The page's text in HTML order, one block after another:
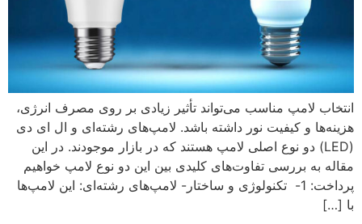
انتخاب لامپ مناسب می‌تواند تأثیر زیادی بر روی مصرف انرژی،
هزینه‌ها و کیفیت نور داشته باشد. لامپ‌های رشته‌ای و ال ‌ای‌ دی
(LED) دو نوع اصلی لامپ هستند که در بازار موجودند. در این
مقاله به بررسی تفاوت‌های کلیدی بین این دو نوع لامپ خواهیم
پرداخت: 1- تکنولوژی و ساختار- لامپ‌های رشته‌ای: این لامپ‌ها
با […]